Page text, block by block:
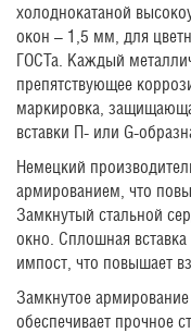
холоднокатаной
окон – 1,5 мм, для
ГОСТа. Каждый
препятствующее
маркировка,
вставки П- или G-
Немецкий
армированием, что
Замкнутый стальной
окно. Сплошная
импост, что повышает
Замкнутое
обеспечивает прочное